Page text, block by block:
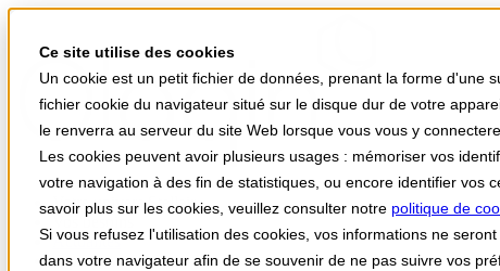
Ce site utilise des cookies
Un cookie est un petit fichier de données, prenant la forme d'une
fichier cookie du navigateur situé sur le disque dur de votre
le renverra au serveur du site Web lorsque vous vous y
Les cookies peuvent avoir plusieurs usages : mémoriser vos
votre navigation à des fin de statistiques, ou encore identifier vos
savoir plus sur les cookies, veuillez consulter notre politique de
Si vous refusez l'utilisation des cookies, vos informations ne
dans votre navigateur afin de se souvenir de ne pas suivre vos
Votre univers Stellair
Vos besoins
Actualités
A propos